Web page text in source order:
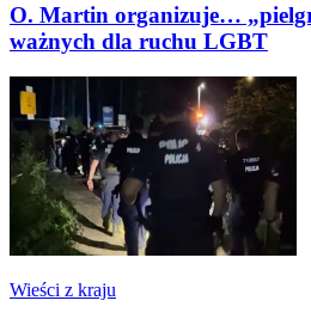
O. Martin organizuje…
ważnych dla ruchu LGBT
Wieści z kraju